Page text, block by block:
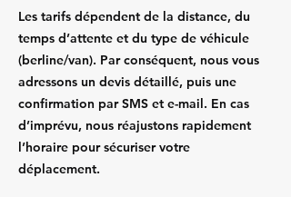
Les tarifs dépendent de la distance, du
temps d’attente et du type de véhicule
(berline/van). Par conséquent, nous vous
adressons un devis détaillé, puis une
confirmation par SMS et e-mail. En cas
d’imprévu, nous réajustons rapidement
l’horaire pour sécuriser votre
déplacement.